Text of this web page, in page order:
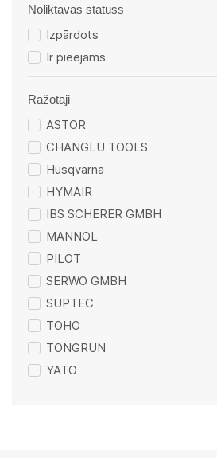
Noliktavas statuss
Izpārdots
Ir pieejams
Ražotāji
ASTOR
CHANGLU TOOLS
Husqvarna
HYMAIR
IBS SCHERER GMBH
MANNOL
PILOT
SERWO GMBH
SUPTEC
TOHO
TONGRUN
YATO